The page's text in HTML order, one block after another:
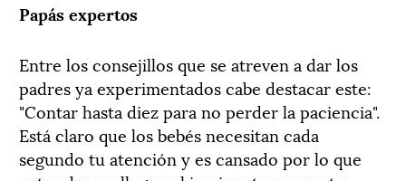
Papás expertos
Entre los consejillos que se atreven a dar los
padres ya experimentados cabe destacar este:
"Contar hasta diez para no perder la paciencia".
Está claro que los bebés necesitan cada
segundo tu atención y es cansado por lo que